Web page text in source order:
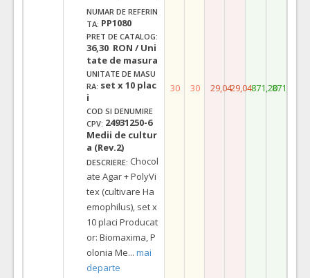
NUMAR DE REFERIN
TA: PP1080
PRET DE CATALOG:
36,30 RON / Uni
tate de masura
UNITATE DE MASU
RA: set x 10 plac
i
COD SI DENUMIRE
CPV: 24931250-6
Medii de cultur
a (Rev.2)
DESCRIERE: Chocol
ate Agar + PolyVi
tex (cultivare Ha
emophilus), set x
10 placi Producat
or: Biomaxima, P
olonia Me... mai
departe
30 30 29,0429,04871,20871,20